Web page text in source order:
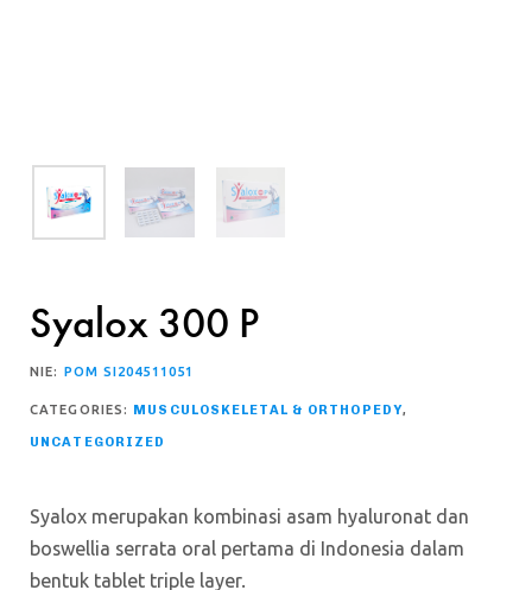
Syalox 300 P
NIE: POM SI204511051
CATEGORIES: MUSCULOSKELETAL & ORTHOPEDY,
UNCATEGORIZED
Syalox merupakan kombinasi asam hyaluronat dan
boswellia serrata oral pertama di Indonesia dalam
bentuk tablet triple layer.